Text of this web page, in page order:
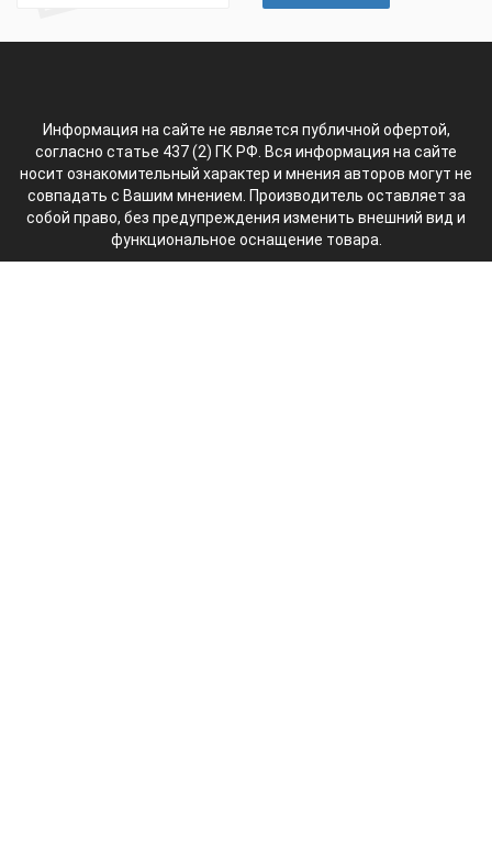
Информация на сайте не является публичной офертой,
согласно статье 437 (2) ГК РФ. Вся информация на сайте
носит ознакомительный характер и мнения авторов могут не
совпадать с Вашим мнением. Производитель оставляет за
собой право, без предупреждения изменить внешний вид и
функциональное оснащение товара.